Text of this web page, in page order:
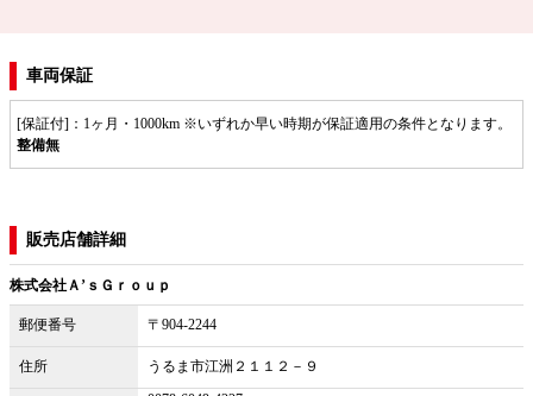
車両保証
[保証付]：1ヶ月・1000km ※いずれか早い時期が保証適用の条件となります。
整備無
販売店舗詳細
株式会社Ａ’ｓＧｒｏｕｐ
郵便番号 〒904-2244
住所 うるま市江洲２１１２－９